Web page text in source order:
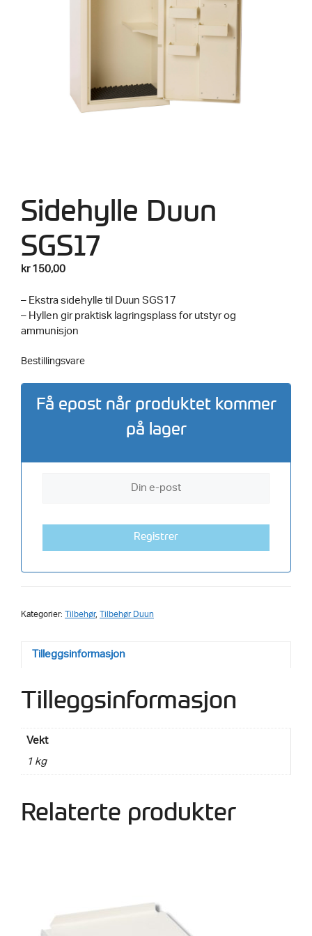
Sidehylle Duun
SGS17
kr150,00
– Ekstra sidehylle til Duun SGS17
– Hyllen gir praktisk lagringsplass for utstyr og
ammunisjon
Bestillingsvare
Få epost når produktet kommer
på lager
Registrer
Kategorier: Tilbehør, Tilbehør Duun
Tilleggsinformasjon
Tilleggsinformasjon
Vekt
1 kg
Relaterte produkter